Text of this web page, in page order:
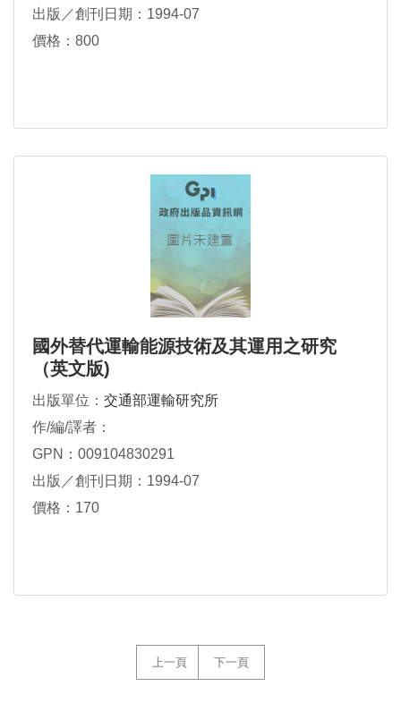
出版／創刊日期：1994-07
價格：800
國外替代運輸能源技術及其運用之研究
（英文版)
出版單位： 交通部運輸研究所
作/編/譯者：
GPN：009104830291
出版／創刊日期：1994-07
價格：170
上一頁 下一頁